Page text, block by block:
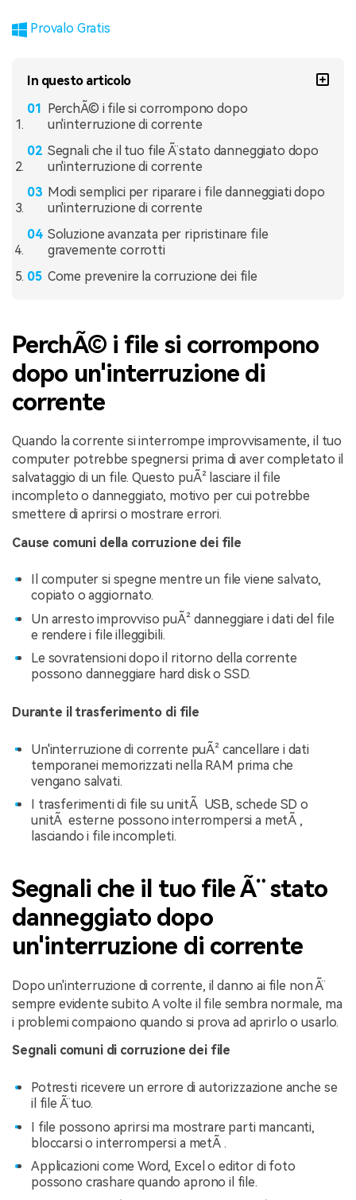
Provalo Gratis
In questo articolo
PerchÃ© i file si corrompono dopo
un'interruzione di corrente
Segnali che il tuo file Ã¨ stato danneggiato dopo
un'interruzione di corrente
Modi semplici per riparare i file danneggiati dopo
un'interruzione di corrente
Soluzione avanzata per ripristinare file
gravemente corrotti
Come prevenire la corruzione dei file
PerchÃ© i file si corrompono
dopo un'interruzione di
corrente
Quando la corrente si interrompe improvvisamente, il tuo
computer potrebbe spegnersi prima di aver completato il
salvataggio di un file. Questo puÃ² lasciare il file
incompleto o danneggiato, motivo per cui potrebbe
smettere di aprirsi o mostrare errori.
Cause comuni della corruzione dei file
Il computer si spegne mentre un file viene salvato,
copiato o aggiornato.
Un arresto improvviso puÃ² danneggiare i dati del file
e rendere i file illeggibili.
Le sovratensioni dopo il ritorno della corrente
possono danneggiare hard disk o SSD.
Durante il trasferimento di file
Un'interruzione di corrente puÃ² cancellare i dati
temporanei memorizzati nella RAM prima che
vengano salvati.
I trasferimenti di file su unitÃ USB, schede SD o
unitÃ esterne possono interrompersi a metÃ ,
lasciando i file incompleti.
Segnali che il tuo file Ã¨ stato
danneggiato dopo
un'interruzione di corrente
Dopo un'interruzione di corrente, il danno ai file non Ã¨
sempre evidente subito. A volte il file sembra normale, ma
i problemi compaiono quando si prova ad aprirlo o usarlo.
Segnali comuni di corruzione dei file
Potresti ricevere un errore di autorizzazione anche se
il file Ã¨ tuo.
I file possono aprirsi ma mostrare parti mancanti,
bloccarsi o interrompersi a metÃ .
Applicazioni come Word, Excel o editor di foto
possono crashare quando aprono il file.